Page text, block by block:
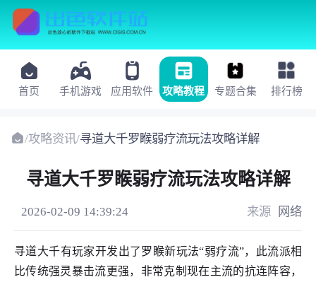
首页 手机游戏 应用软件 攻略教程 专题合集 排行榜
/攻略资讯/寻道大千罗睺弱疗流玩法攻略详解
寻道大千罗睺弱疗流玩法攻略详解
2026-02-09 14:39:24 来源 网络
寻道大千有玩家开发出了罗睺新玩法“弱疗流”，此流派相
比传统强灵暴击流更强，非常克制现在主流的抗连阵容，